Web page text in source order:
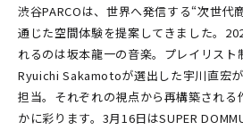
渋谷PARCOは、世界へ発信する“次世代
通じた空間体験を提案してきました。
れるのは坂本龍一の音楽。プレイリス
Ryuichi Sakamotoが選出した宇川直宏
担当。それぞれの視点から再構築される
かに彩ります。3月16日はSUPER